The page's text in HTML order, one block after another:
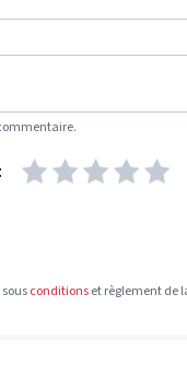
conditionset règlement de